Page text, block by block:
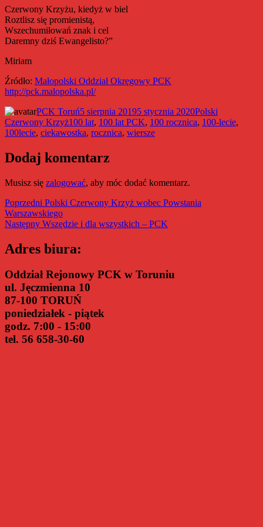
Czerwony Krzyżu, kiedyż w biel
Roztlisz się promienistą,
Wszechumiłowań znak i cel
Daremny dziś Ewangelisto?”
Miriam
Źródło: Małopolski Oddział Okręgowy PCK
http://pck.malopolska.pl/
Autor
PCK ToruńData
publikacji
5 sierpnia 20195 stycznia 2020Kategorie
Polski
Czerwony KrzyżTagi
100 lat, 100 lat PCK, 100 rocznica, 100-lecie,
100lecie, ciekawostka, rocznica, wiersze
Dodaj komentarz
Musisz się zalogować, aby móc dodać komentarz.
Nawigacja
wpisu
Poprzedni Poprzedni
wpis:
Polski Czerwony Krzyż wobec Powstania
Warszawskiego
Następny Następny
Wszędzie i dla wszystkich – PCK
Adres biura:
Oddział Rejonowy PCK w Toruniu
ul. Jęczmienna 10
87-100 TORUŃ
poniedziałek - piątek
godz. 7:00 - 15:00
tel. 56 658-30-60